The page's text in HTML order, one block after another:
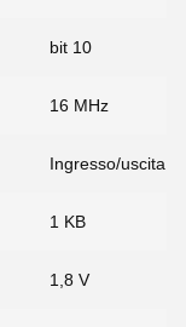
bit 10
16 MHz
Ingresso/uscita
1 KB
1,8 V